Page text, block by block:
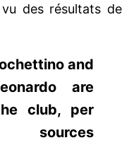
des résultats de
and
are
club, per